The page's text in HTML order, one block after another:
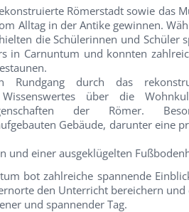
Römerstadt sowie das
Alltag in der Antike gewinnen.
die Schülerinnen und Schüler
in Carnuntum und konnten
Rundgang durch das
Wissenswertes über die
der Römer.
Gebäude, darunter eine
und einer ausgeklügelten
bot zahlreiche spannende
den Unterricht bereichern
und spannender Tag.